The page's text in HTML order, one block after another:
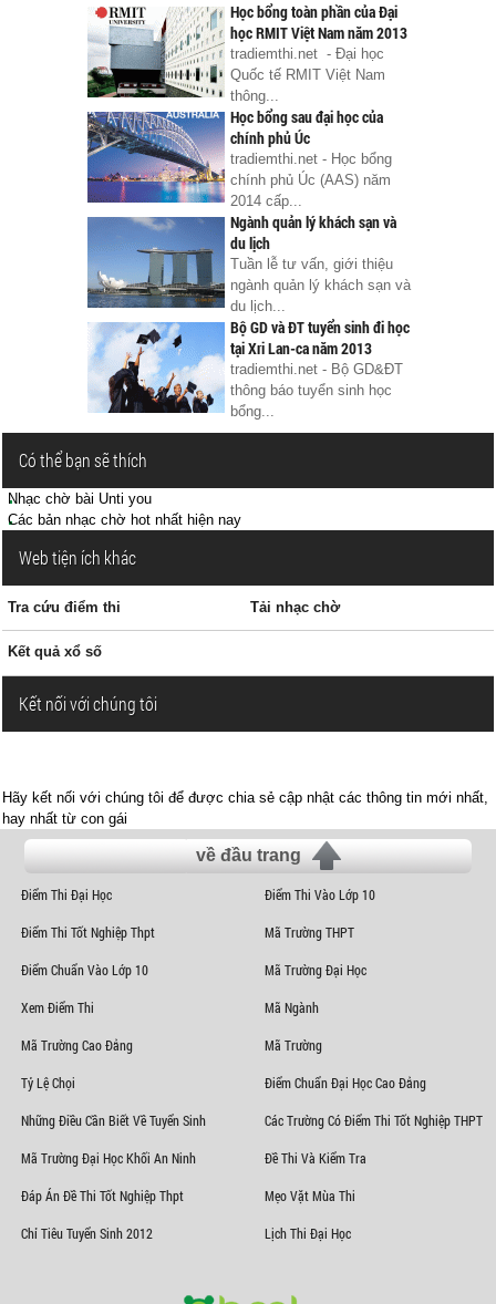
Học bổng toàn phần của Đại
học RMIT Việt Nam năm 2013
tradiemthi.net - Đại học
Quốc tế RMIT Việt Nam
thông...
Học bổng sau đại học của
chính phủ Úc
tradiemthi.net - Học bổng
chính phủ Úc (AAS) năm
2014 cấp...
Ngành quản lý khách sạn và
du lịch
Tuần lễ tư vấn, giới thiệu
ngành quản lý khách sạn và
du lịch...
Bộ GD và ĐT tuyển sinh đi học
tại Xri Lan-ca năm 2013
tradiemthi.net - Bộ GD&ĐT
thông báo tuyển sinh học
bổng...
Có thể bạn sẽ thích
Nhạc chờ bài Unti you
Các bản nhạc chờ hot nhất hiện nay
Web tiện ích khác
Tra cứu điểm thi Tải nhạc chờ
Kết quả xổ số
Kết nối với chúng tôi
Hãy kết nối với chúng tôi để được chia sẻ cập nhật các thông tin mới nhất,
hay nhất từ con gái
về đầu trang
Điểm Thi Đại Học Điểm Thi Vào Lớp 10
Điểm Thi Tốt Nghiệp Thpt Mã Trường THPT
Điểm Chuẩn Vào Lớp 10 Mã Trường Đại Học
Xem Điểm Thi Mã Ngành
Mã Trường Cao Đẳng Mã Trường
Tỷ Lệ Chọi Điểm Chuẩn Đại Học Cao Đẳng
Những Điều Cần Biết Về Tuyển Sinh Các Trường Có Điểm Thi Tốt Nghiệp THPT
Mã Trường Đại Học Khối An Ninh Đề Thi Và Kiểm Tra
Đáp Án Đề Thi Tốt Nghiệp Thpt Mẹo Vặt Mùa Thi
Chỉ Tiêu Tuyển Sinh 2012 Lịch Thi Đại Học